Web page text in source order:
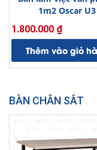
1m2 Oscar U3
1.800.000 ₫
Thêm vào giỏ
BÀN CHÂN SẮT